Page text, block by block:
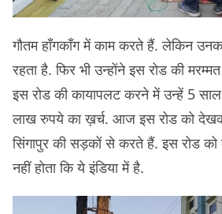
गौतम हॉंगकॉंग में काम करते हैं. लेकिन
रहता है. फिर भी उन्होंने इस रोड की
इस रोड की कायापलट करने में उन्हें 5
लाख रुपये का ख़र्च. आज इस रोड को
सिंगापुर की सड़कों से करते हैं. इस रोड
नहीं होता कि ये इंडिया में है.